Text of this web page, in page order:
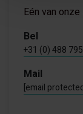
Eén van
Bel
+31 (0) 488
Mail
[email